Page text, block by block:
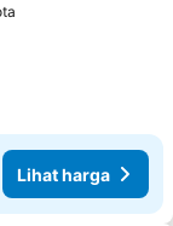
Lihat harga